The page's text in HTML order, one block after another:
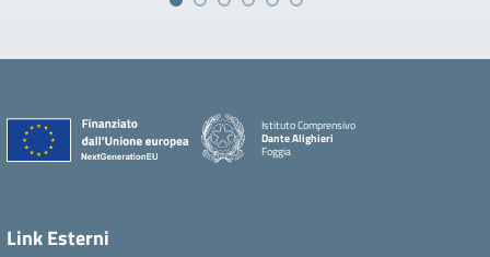
Istituto Comprensivo
Dante Alighieri
Foggia
Link Esterni